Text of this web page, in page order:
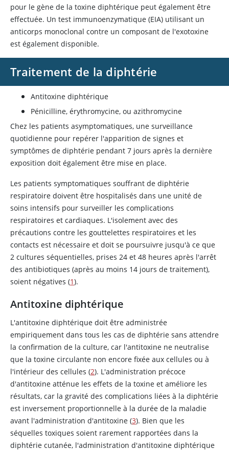
pour le gène de la toxine diphtérique peut également être
effectuée. Un test immunoenzymatique (EIA) utilisant un
anticorps monoclonal contre un composant de l'exotoxine
est également disponible.
Traitement de la diphtérie
Antitoxine diphtérique
Pénicilline, érythromycine, ou azithromycine
Chez les patients asymptomatiques, une surveillance
quotidienne pour repérer l'apparition de signes et
symptômes de diphtérie pendant 7 jours après la dernière
exposition doit également être mise en place.
Les patients symptomatiques souffrant de diphtérie
respiratoire doivent être hospitalisés dans une unité de
soins intensifs pour surveiller les complications
respiratoires et cardiaques. L'isolement avec des
précautions contre les gouttelettes respiratoires et les
contacts est nécessaire et doit se poursuivre jusqu'à ce que
2 cultures séquentielles, prises 24 et 48 heures après l'arrêt
des antibiotiques (après au moins 14 jours de traitement),
soient négatives (1).
Antitoxine diphtérique
L'antitoxine diphtérique doit être administrée
empiriquement dans tous les cas de diphtérie sans attendre
la confirmation de la culture, car l'antitoxine ne neutralise
que la toxine circulante non encore fixée aux cellules ou à
l'intérieur des cellules (2). L'administration précoce
d'antitoxine atténue les effets de la toxine et améliore les
résultats, car la gravité des complications liées à la diphtérie
est inversement proportionnelle à la durée de la maladie
avant l'administration d'antitoxine (3). Bien que les
séquelles toxiques soient rarement rapportées dans la
diphtérie cutanée, l'administration d'antitoxine diphtérique